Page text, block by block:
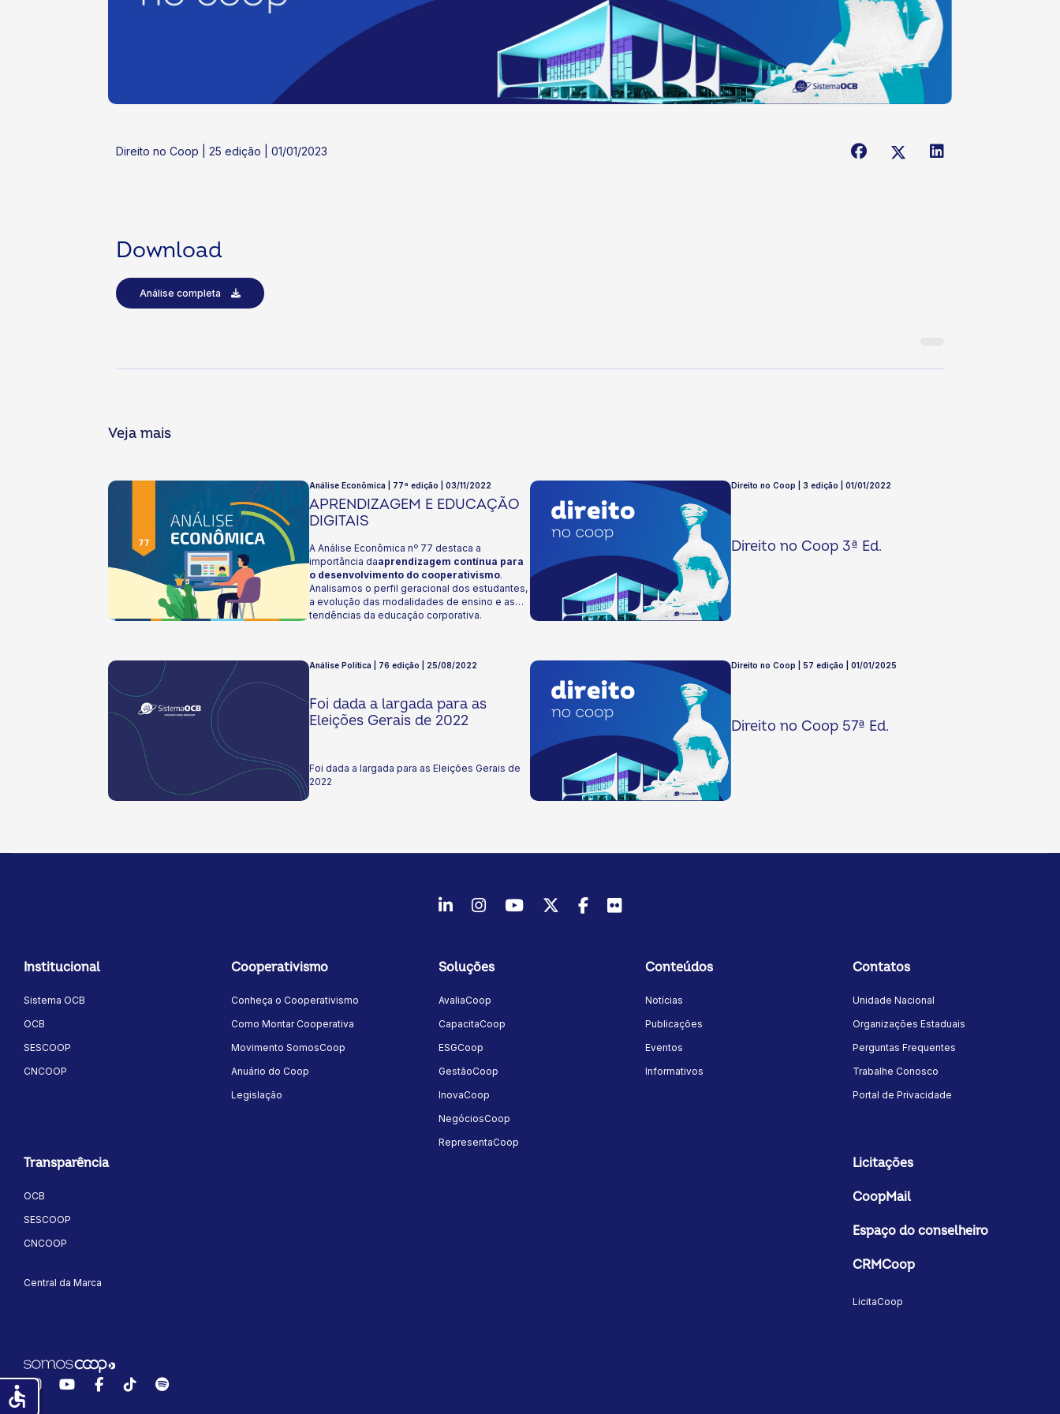
Direito no Coop | 25 edição | 01/01/2023
Download
Análise completa
Veja mais
Análise Econômica | 77ª edição | 03/11/2022
APRENDIZAGEM E EDUCAÇÃO
DIGITAIS
A Análise Econômica nº 77 destaca a
importância daaprendizagem contínua para
o desenvolvimento do cooperativismo.
Analisamos o perfil geracional dos estudantes,
a evolução das modalidades de ensino e as
tendências da educação corporativa.
dos cooperados e colaboradores.
Direito no Coop | 3 edição | 01/01/2022
Direito no Coop 3ª Ed.
Análise Política | 76 edição | 25/08/2022
Foi dada a largada para as
Eleições Gerais de 2022
Foi dada a largada para as Eleições Gerais de
2022
Direito no Coop | 57 edição | 01/01/2025
Direito no Coop 57ª Ed.
LinkedInInstagram
YoutubeTwitter/X
Facebook
Flickr
Institucional
Sistema OCB
OCB
SESCOOP
CNCOOP
Cooperativismo
Conheça o Cooperativismo
Como Montar Cooperativa
Movimento SomosCoop
Anuário do Coop
Legislação
Soluções
AvaliaCoop
CapacitaCoop
ESGCoop
GestãoCoop
InovaCoop
NegóciosCoop
RepresentaCoop
Conteúdos
Notícias
Publicações
Eventos
Informativos
Contatos
Unidade Nacional
Organizações Estaduais
Perguntas Frequentes
Trabalhe Conosco
Portal de Privacidade
Transparência
OCB
SESCOOP
CNCOOP
Central da Marca
Licitações
CoopMail
Espaço do conselheiro
CRMCoop
LicitaCoop
InstagramYouTubeFacebook
TikTokSpotify
accessible